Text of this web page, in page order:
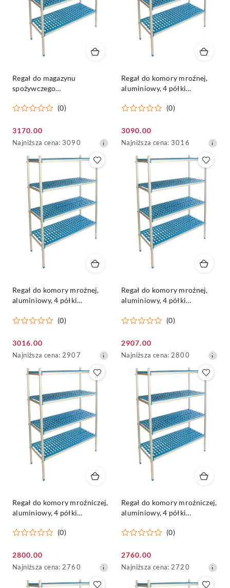
Regał do magazynu
spożywczego
4 półki - ALUSHELF
(0)
Cena
promocyjna:
3170.00
Najniższa
przed
obniżką
Najniższa cena: 3090
Regał do komory mroźnej,
aluminiowy, 4 półki
(0)
Cena
promocyjna:
3090.00
Najniższa
przed
obniżką
Najniższa cena: 3016
Regał do komory mroźnej,
aluminiowy, 4 półki
(0)
Cena
promocyjna:
3016.00
Najniższa
przed
obniżką
Najniższa cena: 2907
Regał do komory mroźnej,
aluminiowy, 4 półki
(0)
Cena
promocyjna:
2907.00
Najniższa
przed
obniżką
Najniższa cena: 2800
Regał do komory mroźniczej,
aluminiowy, 4 półki
(0)
Cena
promocyjna:
2800.00
Najniższa
Najniższa cena: 2760
Regał do komory mroźniczej,
aluminiowy, 4 półki
(0)
Cena
promocyjna:
2760.00
Najniższa
Najniższa cena: 2720